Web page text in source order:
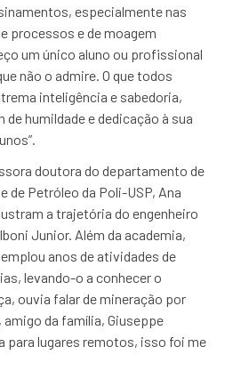
especialmente nas
processos e de moagem
um único aluno ou profissional
não o admire. O que todos
inteligência e sabedoria,
de humildade e dedicação à sua
doutora do departamento de
de Petróleo da Poli-USP, Ana
a trajetória do engenheiro
Junior. Além da academia,
anos de atividades de
levando-o a conhecer o
ouvia falar de mineração por
da família, Giuseppe
para lugares remotos, isso foi me